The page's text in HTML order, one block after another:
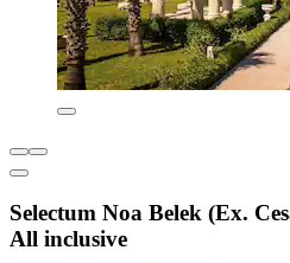
Selectum Noa Belek (Ex.
All inclusive